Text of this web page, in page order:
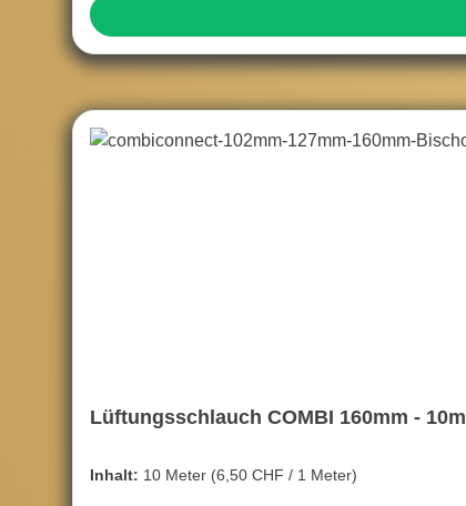
Lüftungsschlauch COMBI 160mm - 10m
Inhalt: 10 Meter (6,50 CHF / 1 Meter)